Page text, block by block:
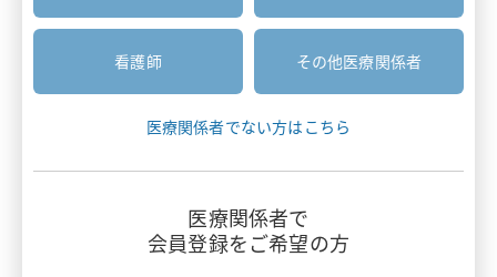
主要製品一覧
エフィエント
感染症
診療報酬ニュース
押さえておきたい医療安全のポイント
看護師 その他医療関係者
医療関係者でない方はこちら
医療関係者で
会員登録をご希望の方